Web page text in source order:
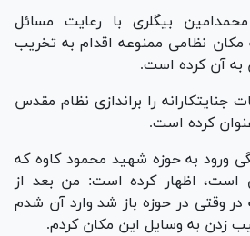
بیگلری با رعایت مسائل
نظامی ممنوعه اقدام به تخریب
به آن کرده است.
جنایتکارانه را براندازی نظام مقدس
کرده است.
ورود به حوزه شهید محمود کاوه که
است، اظهار کرده است: من بعد از
وقتی در حوزه باز شد وارد آن شدم
زدن به وسایل این مکان کردم.